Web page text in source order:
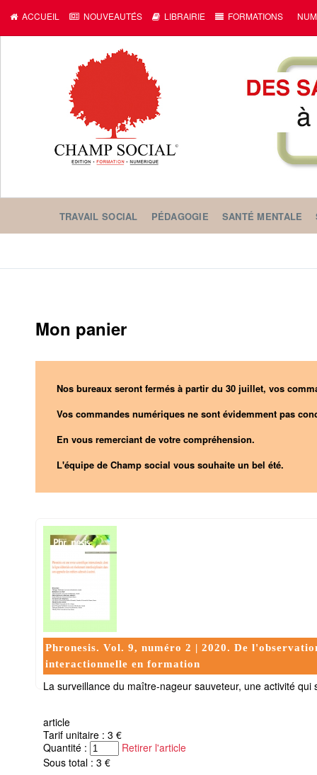
ACCUEIL NOUVEAUTÉS LIBRAIRIE FORMATIONS
TRAVAIL SOCIAL PÉDAGOGIE SANTÉ MENTALE
Mon panier
Nos bureaux seront fermés à partir du 30 juillet, vos
Vos commandes numériques ne sont évidemment pas
En vous remerciant de votre compréhension.
L'équipe de Champ social vous souhaite un bel été.
Phronesis. Vol. 9, numéro 2 | 2020. De
interactionnelle en formation
La surveillance du maître-nageur sauveteur, une activité qui
article
Tarif unitaire : 3 €
Quantité :
Retirer l'article
Sous total : 3 €